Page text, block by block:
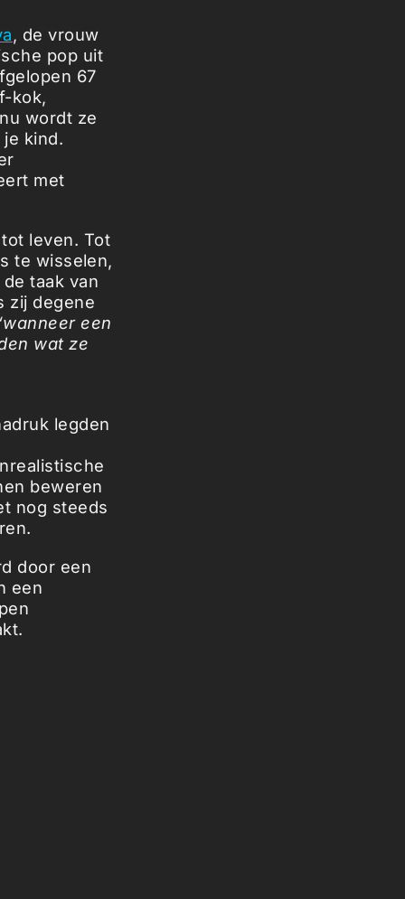
, de vrouw
pop uit
67
kok,
wordt ze
kind.
met
leven. Tot
te wisselen,
taak van
zij degene
een
wat ze
legden
beweren
nog steeds
door een
een